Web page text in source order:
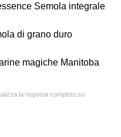
Semola integrale
di grano duro
magiche Manitoba
la risposta completa su